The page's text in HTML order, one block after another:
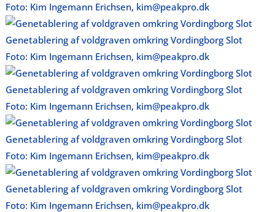
Foto: Kim Ingemann Erichsen, kim@peakpro.dk
Genetablering af voldgraven omkring Vordingborg Slot
Foto: Kim Ingemann Erichsen, kim@peakpro.dk
Genetablering af voldgraven omkring Vordingborg Slot
Foto: Kim Ingemann Erichsen, kim@peakpro.dk
Genetablering af voldgraven omkring Vordingborg Slot
Foto: Kim Ingemann Erichsen, kim@peakpro.dk
Genetablering af voldgraven omkring Vordingborg Slot
Foto: Kim Ingemann Erichsen, kim@peakpro.dk